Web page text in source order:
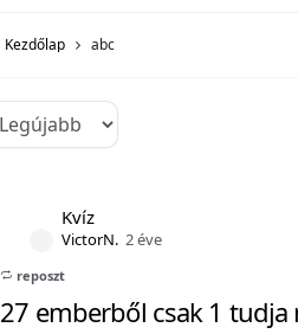
Kezdőlap abc
Kvíz
VictorN. 2 éve
27 emberből csak 1 tudja
reposzt